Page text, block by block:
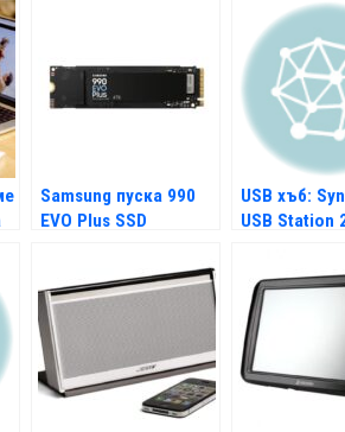
Samsung пуска 990
EVO Plus SSD
USB хъб:
USB Station